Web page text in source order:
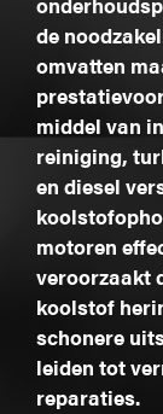
de
omvatten
middel van
reiniging,
en diesel
motoren
veroorzaakt
koolstof
schonere
leiden tot
reparaties.